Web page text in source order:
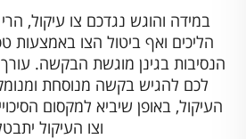
במידה והוגש נגדכם צו עיקול,
הליכים ואף ביטול הצו באמצעות
הנסיבות בגינן מוגשת הבקשה. עורך
לכם להגיש בקשה מנוסחת
העיקול, באופן שיביא למקסום
וצו העיקול